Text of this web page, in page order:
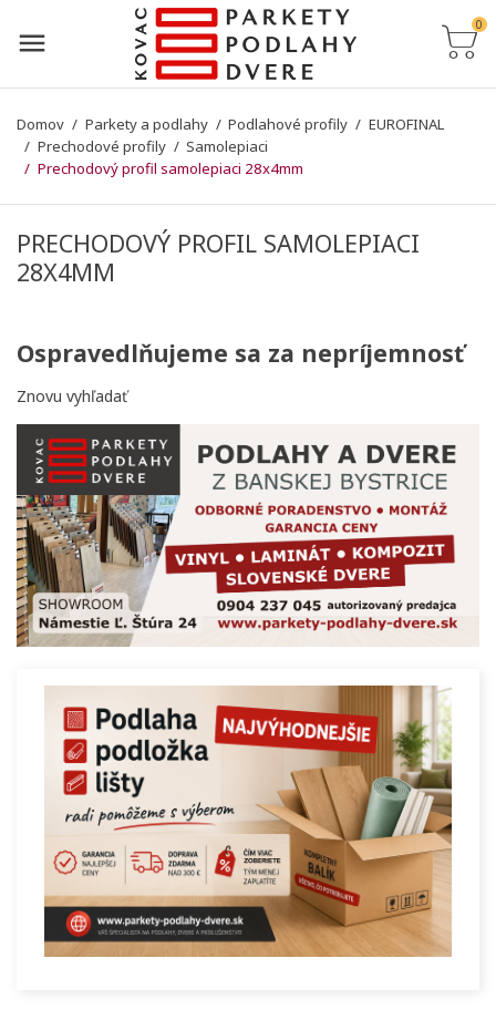
0
Domov Parkety a podlahy Podlahové profily
EUROFINAL
Prechodové profily
Samolepiaci
Prechodový profil samolepiaci 28x4mm
PRECHODOVÝ PROFIL SAMOLEPIACI
28X4MM
Ospravedlňujeme sa za nepríjemnosť
Znovu vyhľadať